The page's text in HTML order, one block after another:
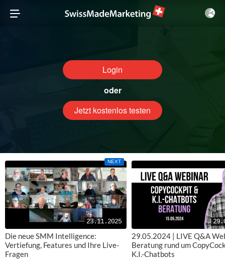
Login
oder
Jetzt kostenlos testen
23.11.2025
NEXT
Die neue SMM Intelligence:
Vertiefung, Features und Ihre Live-
Fragen
29.05.2024 | LIVE Q&A
Beratung rund um
K.I.-Chatbots